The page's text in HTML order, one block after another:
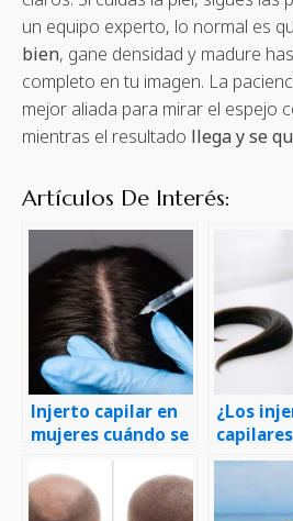
un equipo experto, lo normal es
bien, gane densidad y madure
completo en tu imagen. La
mejor aliada para mirar el espejo
mientras el resultado llega y se
Artículos De Interés:
Injerto capilar en
mujeres cuándo se
recomienda
¿Los
para